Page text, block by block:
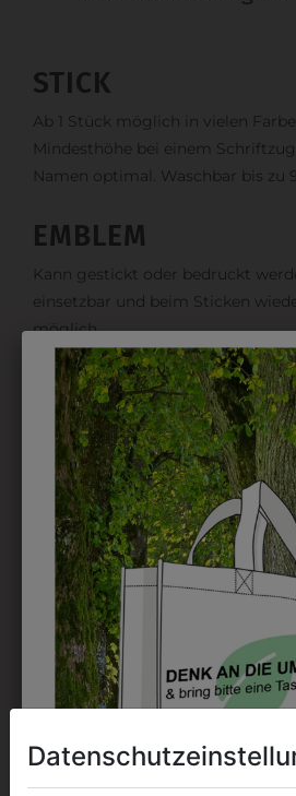
STICK
Ab 1 Stück möglich in vielen
Mindesthöhe bei einem
Namen optimal. Waschbar bis zu
EMBLEM
Kann gestickt oder bedruckt
einsetzbar und beim Sticken
möglich.
DRUCK
Perfekt für große Logos und für
kostet jede Farbe extra und ist
möglich. Waschbar bis zu 60°C.
DAS
AUCH